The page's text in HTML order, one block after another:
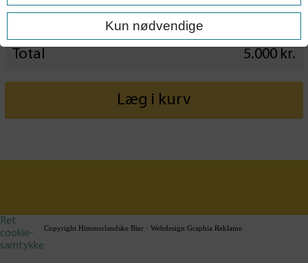
Total 5.000 kr.
Læg i kurv
Ret
cookie-
samtykke
Copyright Himmerlandske Bier · Webdesign Graphia Reklame
Kun nødvendige